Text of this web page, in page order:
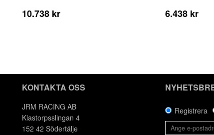
10.738 kr 6.438 kr
KONTAKTA OSS
JRM RACING AB
Klastorpsslingan 4
152 42 Södertälje
Registrera